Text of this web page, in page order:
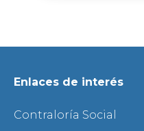
Enlaces de interés
Contraloría Social